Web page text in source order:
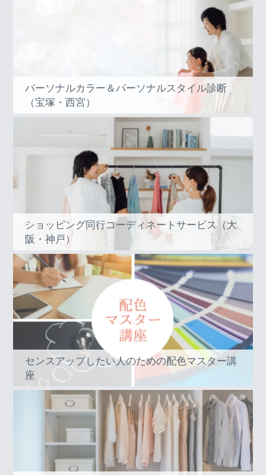
パーソナルカラー＆パーソナルスタイル診断
（宝塚・西宮）
ショッピング同行コーディネートサービス（大
阪・神戸）
センスアップしたい人のための配色マスター講
座